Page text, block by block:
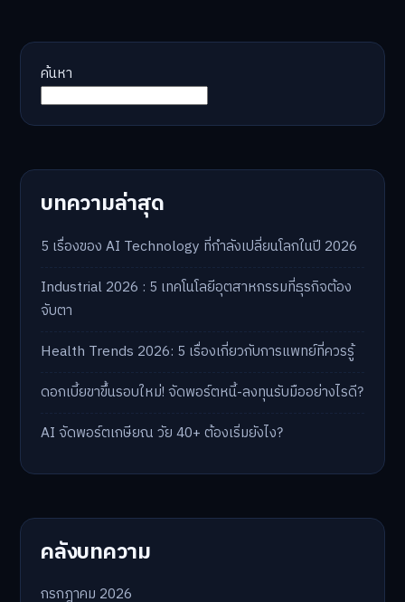
ค้นหา
บทความล่าสุด
5 เรื่องของ AI Technology ที่กำลังเปลี่ยนโลกในปี 2026
Industrial 2026 : 5 เทคโนโลยีอุตสาหกรรมที่ธุรกิจต้อง
จับตา
Health Trends 2026: 5 เรื่องเกี่ยวกับการแพทย์ที่ควรรู้
ดอกเบี้ยขาขึ้นรอบใหม่! จัดพอร์ตหนี้-ลงทุนรับมืออย่างไรดี?
AI จัดพอร์ตเกษียณ วัย 40+ ต้องเริ่มยังไง?
คลังบทความ
กรกฎาคม 2026